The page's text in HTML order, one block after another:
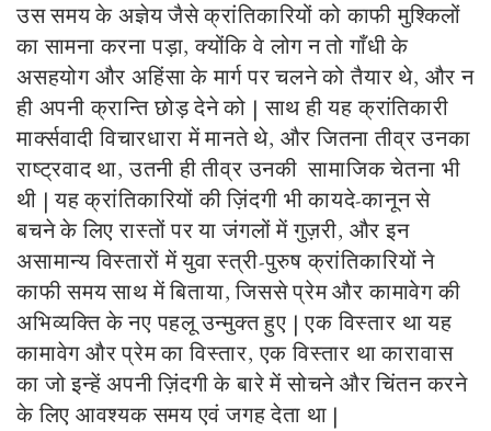
उस समय के अज्ञेय जैसे क्रांतिकारियों को काफी मुश्किलों
का सामना करना पड़ा, क्योंकि वे लोग न तो गाँधी के
असहयोग और अहिंसा के मार्ग पर चलने को तैयार थे, और न
ही अपनी क्रान्ति छोड़ देने को | साथ ही यह क्रांतिकारी
मार्क्सवादी विचारधारा में मानते थे, और जितना तीव्र उनका
राष्ट्रवाद था, उतनी ही तीव्र उनकी सामाजिक चेतना भी
थी | यह क्रांतिकारियों की ज़िंदगी भी कायदे-कानून से
बचने के लिए रास्तों पर या जंगलों में गुज़री, और इन
असामान्य विस्तारों में युवा स्त्री-पुरुष क्रांतिकारियों ने
काफी समय साथ में बिताया, जिससे प्रेम और कामावेग की
अभिव्यक्ति के नए पहलू उन्मुक्त हुए | एक विस्तार था यह
कामावेग और प्रेम का विस्तार, एक विस्तार था कारावास
का जो इन्हें अपनी ज़िंदगी के बारे में सोचने और चिंतन करने
के लिए आवश्यक समय एवं जगह देता था |